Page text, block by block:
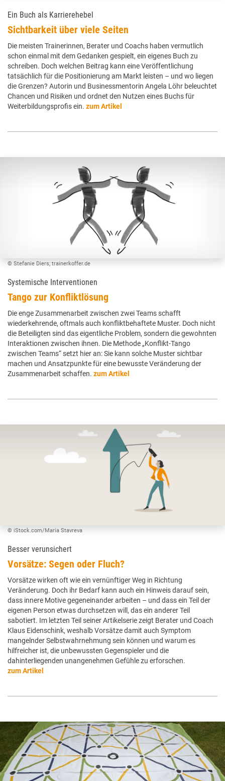
Ein Buch als Karrierehebel
Sichtbarkeit über viele Seiten
Die meisten Trainerinnen, Berater und Coachs haben vermutlich
schon einmal mit dem Gedanken gespielt, ein eigenes Buch zu
schreiben. Doch welchen Beitrag kann eine Veröffentlichung
tatsächlich für die Positionierung am Markt leisten – und wo liegen
die Grenzen? Autorin und Businessmentorin Angela Löhr beleuchtet
Chancen und Risiken und ordnet den Nutzen eines Buchs für
Weiterbildungsprofis ein. zum Artikel
© Stefanie Diers; trainerkoffer.de
Systemische Interventionen
Tango zur Konfliktlösung
Die enge Zusammenarbeit zwischen zwei Teams schafft
wiederkehrende, oftmals auch konfliktbehaftete Muster. Doch nicht
die Beteiligten sind das eigentliche Problem, sondern die gewohnten
Interaktionen zwischen ihnen. Die Methode „Konflikt-Tango
zwischen Teams“ setzt hier an: Sie kann solche Muster sichtbar
machen und Ansatzpunkte für eine bewusste Veränderung der
Zusammenarbeit schaffen. zum Artikel
© iStock.com/Maria Stavreva
Besser verunsichert
Vorsätze: Segen oder Fluch?
Vorsätze wirken oft wie ein vernünftiger Weg in Richtung
Veränderung. Doch ihr Bedarf kann auch ein Hinweis darauf sein,
dass innere Motive gegeneinander arbeiten – und dass ein Teil der
eigenen Person etwas durchsetzen will, das ein anderer Teil
sabotiert. Im letzten Teil seiner Artikelserie zeigt Berater und Coach
Klaus Eidenschink, weshalb Vorsätze damit auch Symptom
mangelnder Selbstwahrnehmung sein können und warum es
hilfreicher ist, die unbewussten Gegenspieler und die
dahinterliegenden unangenehmen Gefühle zu erforschen.
zum Artikel